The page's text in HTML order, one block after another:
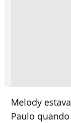
Melody
Paulo